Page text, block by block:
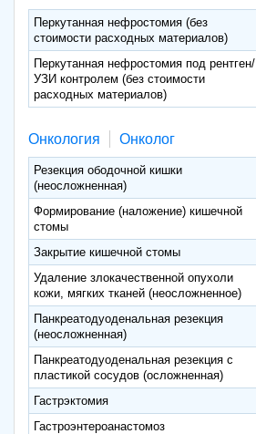
Перкутанная нефростомия (без
стоимости расходных материалов)
Перкутанная нефростомия под рентген/
УЗИ контролем (без стоимости
расходных материалов)
Онкология Онколог
Резекция ободочной кишки
(неосложненная)
Формирование (наложение) кишечной
стомы
Закрытие кишечной стомы
Удаление злокачественной опухоли
кожи, мягких тканей (неосложненное)
Панкреатодуоденальная резекция
(неосложненная)
Панкреатодуоденальная резекция с
пластикой сосудов (осложненная)
Гастрэктомия
Гастроэнтероанастомоз